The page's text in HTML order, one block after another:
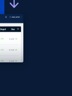
using